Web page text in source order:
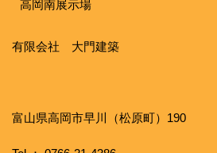
高岡南展示場
有限会社 大門建築
富山県高岡市早川（松原町）190